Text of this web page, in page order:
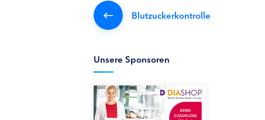
Blutzuckerkontrolle
Unsere Sponsoren